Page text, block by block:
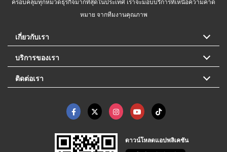
หมาย จากทีมงานคุณภาพ
เกี่ยวกับเรา
บริการของเรา
ติดต่อเรา
ดาวน์โหลดแอปพลิเคชัน